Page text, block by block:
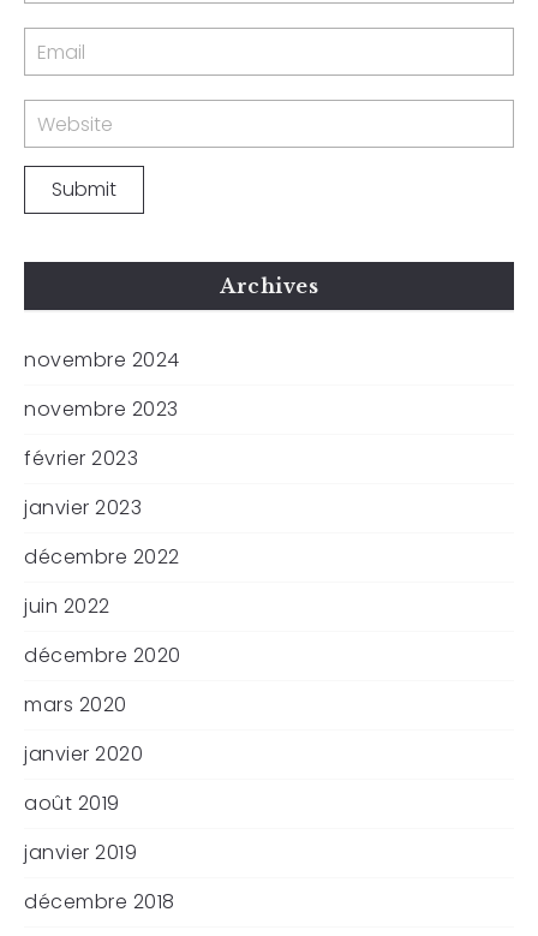
Archives
novembre 2024
novembre 2023
février 2023
janvier 2023
décembre 2022
juin 2022
décembre 2020
mars 2020
janvier 2020
août 2019
janvier 2019
décembre 2018